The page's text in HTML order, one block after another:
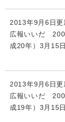
2013年9月6日更
広報いいだ
成20年）3月15
2013年9月6日更
広報いいだ
成19年）3月15